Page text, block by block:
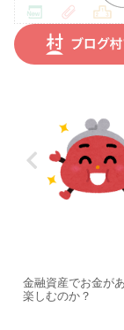
金融資産でお金が
楽しむのか？